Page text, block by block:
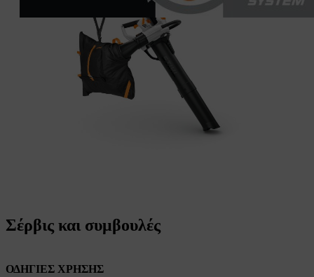
Σέρβις και συμβουλές
ΟΔΗΓΙΕΣ ΧΡΗΣΗΣ